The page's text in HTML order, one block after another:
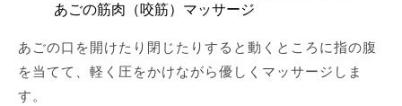
あごの筋肉（咬筋）マッサージ
あごの口を開けたり閉じたりすると動くところに指の腹
を当てて、軽く圧をかけながら優しくマッサージしま
す。